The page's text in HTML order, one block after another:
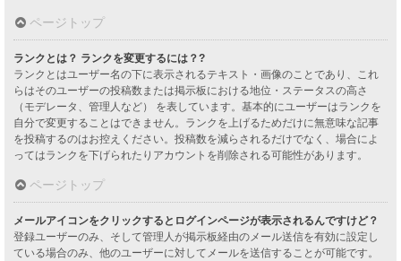
ページトップ
ランクとは？ ランクを変更するには？?
ランクとはユーザー名の下に表示されるテキスト・画像のことであり、これ
らはそのユーザーの投稿数または掲示板における地位・ステータスの高さ
（モデレータ、管理人など） を表しています。基本的にユーザーはランクを
自分で変更することはできません。ランクを上げるためだけに無意味な記事
を投稿するのはお控えください。投稿数を減らされるだけでなく、場合によ
ってはランクを下げられたりアカウントを削除される可能性があります。
ページトップ
メールアイコンをクリックするとログインページが表示されるんですけど？
登録ユーザーのみ、そして管理人が掲示板経由のメール送信を有効に設定し
ている場合のみ、他のユーザーに対してメールを送信することが可能です。